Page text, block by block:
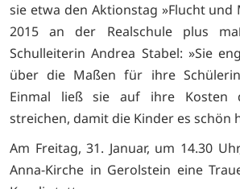
sie etwa den Aktionstag »Flucht und
2015 an der Realschule plus
Schulleiterin Andrea Stabel: »Sie
über die Maßen für ihre
Einmal ließ sie auf ihre Kosten
streichen, damit die Kinder es schön
Am Freitag, 31. Januar, um 14.30
Anna-Kirche in Gerolstein eine